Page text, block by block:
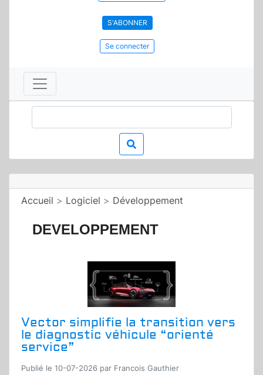
S'ABONNER
Se connecter
Accueil > Logiciel > Développement
DEVELOPPEMENT
Vector simplifie la transition vers
le diagnostic véhicule “orienté
service”
Publié le 10-07-2026 par Francois Gauthier